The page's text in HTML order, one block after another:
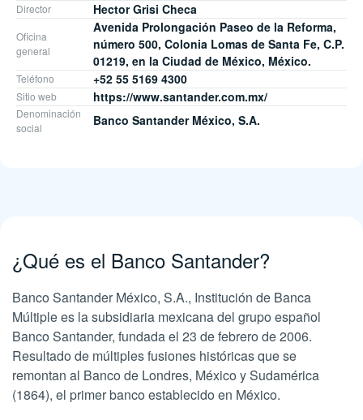
Director
Hector Grisi Checa
Oficina
general
Avenida Prolongación Paseo de la Reforma,
número 500, Colonia Lomas de Santa Fe, C.P.
01219, en la Ciudad de México, México.
Teléfono +52 55 5169 4300
Sitio web https://www.santander.com.mx/
Denominación
social
Banco Santander México, S.A.
¿Qué es el Banco Santander?
Banco Santander México, S.A., Institución de Banca
Múltiple es la subsidiaria mexicana del grupo español
Banco Santander, fundada el 23 de febrero de 2006.
Resultado de múltiples fusiones históricas que se
remontan al Banco de Londres, México y Sudamérica
(1864), el primer banco establecido en México.